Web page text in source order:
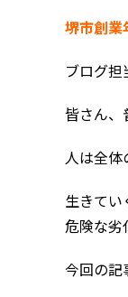
堺市創業
ブログ担
皆さん、
人は全体
生きてい
危険な劣
今回の記